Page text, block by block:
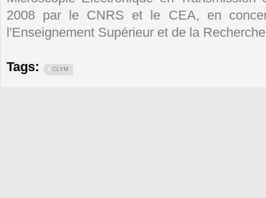
2008 par le CNRS et le CEA, en
l'Enseignement Supérieur et de la
Tags: CLYM